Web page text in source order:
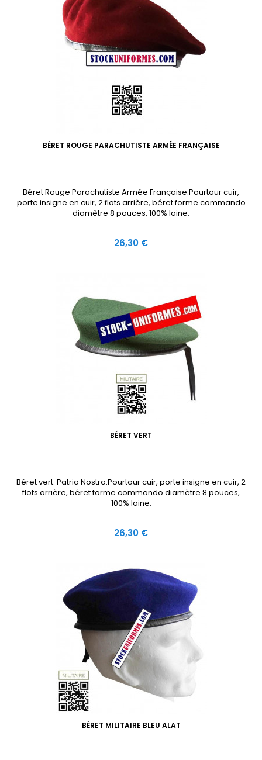
BÉRET ROUGE PARACHUTISTE ARMÉE FRANÇAISE
Béret Rouge Parachutiste Armée Française.Pourtour cuir,
porte insigne en cuir, 2 flots arrière, béret forme commando
diamètre 8 pouces, 100% laine.
Prix
26,30 €
BÉRET VERT
Béret vert. Patria Nostra.Pourtour cuir, porte insigne en cuir, 2
flots arrière, béret forme commando diamètre 8 pouces,
100% laine.
Prix
26,30 €
BÉRET MILITAIRE BLEU ALAT